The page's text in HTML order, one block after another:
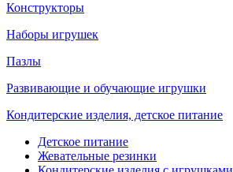
Конструкторы
Наборы игрушек
Пазлы
Развивающие и обучающие игрушки
Кондитерские изделия, детское питание
Детское питание
Жевательные резинки